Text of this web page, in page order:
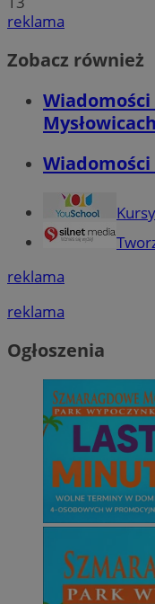
reklama
Zobacz również
Mysłowicach
reklama
reklama
Ogłoszenia